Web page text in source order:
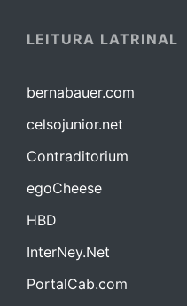
LEITURA LATRINAL
bernabauer.com
celsojunior.net
Contraditorium
egoCheese
HBD
InterNey.Net
PortalCab.com